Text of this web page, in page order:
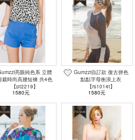
亮眼純色系 立體
裁時尚高腰短褲 共4色
【pt2219】
1580元
Gumzzi自訂款 復古拼色
點點字母衝浪上衣
【rs1014t】
1580元